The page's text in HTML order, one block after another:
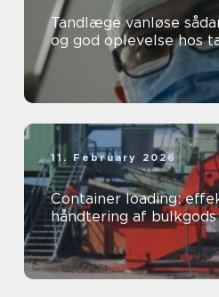
Tandlæge vanløse sådan får du en tryg
og god oplevelse hos
11. February 2026
Container loading:
håndtering af bulkgods